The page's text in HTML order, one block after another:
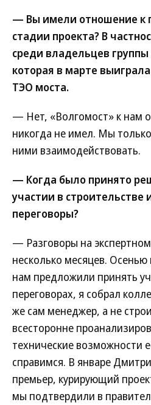
— Вы имели отношение к
стадии проекта? В
среди владельцев
которая в марте
ТЭО моста.
— Нет, «Волгомост» к нам
никогда не имел. Мы
ними взаимодействовать.
— Когда было принято
участии в строительстве
переговоры?
— Разговоры на
несколько месяцев.
нам предложили принять
переговорах, я собрал
же сам менеджер, а не
всесторонне
технические возможности
справимся. В январе
премьер, курирующий
мы подтвердили в